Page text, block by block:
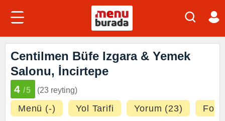
Centilmen Büfe Izgara & Yemek
Salonu, İncirtepe
4 /5 (23 reyting)
Menü (-) Yol Tarifi Yorum (23)